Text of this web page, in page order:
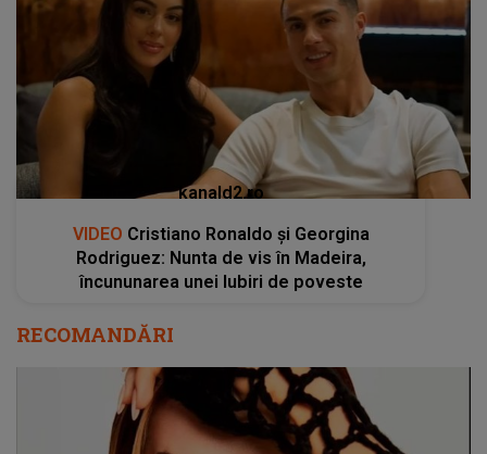
kanald2.ro
VIDEO Cristiano Ronaldo și Georgina
Rodriguez: Nunta de vis în Madeira,
încununarea unei Iubiri de poveste
RECOMANDĂRI